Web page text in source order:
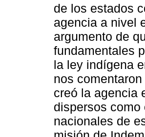
de los estados
agencia a nivel
argumento de
fundamentales
la ley indígena
nos
creó la agencia
dispersos
nacionales de